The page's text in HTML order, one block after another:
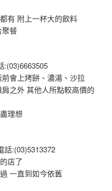
有 附上一杯大的飲料
聚餐
:(03)6663505
會上烤餅、濃湯、沙拉
之外 其他人所點較高價的
理想
話:(03)5313372
店了
一直到如今依舊